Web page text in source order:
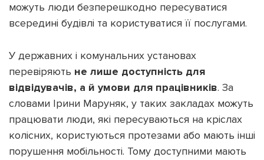
можуть люди безперешкодно пересуватися
всередині будівлі та користуватися її послугами.
У державних і комунальних установах
перевіряють не лише доступність для
відвідувачів, а й умови для працівників. За
словами Ірини Маруняк, у таких закладах можуть
працювати люди, які пересуваються на кріслах
колісних, користуються протезами або мають інші
порушення мобільності. Тому доступними мають